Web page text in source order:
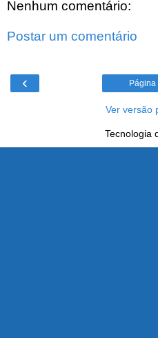
Nenhum comentário:
Postar um comentário
‹ Página
Ver versão
Tecnologia